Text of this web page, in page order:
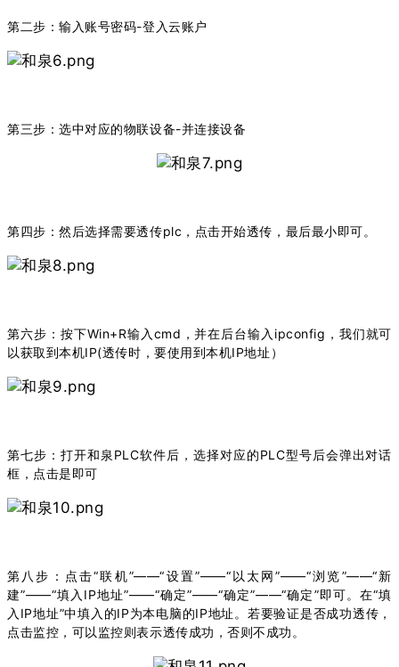
第二步：输入账号密码-登入云账户
第三步：选中对应的物联设备-并连接设备
第四步：然后选择需要透传plc，点击开始透传，最后最小即可。
第六步：按下Win+R输入cmd，并在后台输入ipconfig，我们就可
以获取到本机IP(透传时，要使用到本机IP地址）
第七步：打开和泉PLC软件后，选择对应的PLC型号后会弹出对话
框，点击是即可
第八步：点击“联机”——“设置”——“以太网”——“浏览”——“新
建”——“填入IP地址”——“确定”——“确定”——“确定”即可。在“填
入IP地址”中填入的IP为本电脑的IP地址。若要验证是否成功透传，
点击监控，可以监控则表示透传成功，否则不成功。